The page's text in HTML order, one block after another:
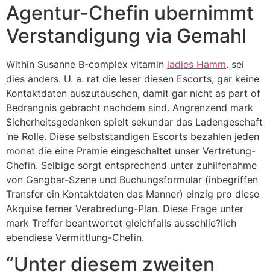
Agentur-Chefin ubernimmt
Verstandigung via Gemahl
Within Susanne B-complex vitamin ladies Hamm. sei
dies anders. U. a. rat die leser diesen Escorts, gar keine
Kontaktdaten auszutauschen, damit gar nicht as part of
Bedrangnis gebracht nachdem sind. Angrenzend mark
Sicherheitsgedanken spielt sekundar das Ladengeschaft
‘ne Rolle. Diese selbststandigen Escorts bezahlen jeden
monat die eine Pramie eingeschaltet unser Vertretung-
Chefin. Selbige sorgt entsprechend unter zuhilfenahme
von Gangbar-Szene und Buchungsformular (inbegriffen
Transfer ein Kontaktdaten das Manner) einzig pro diese
Akquise ferner Verabredung-Plan. Diese Frage unter
mark Treffer beantwortet gleichfalls ausschlie?lich
ebendiese Vermittlung-Chefin.
“Unter diesem zweiten